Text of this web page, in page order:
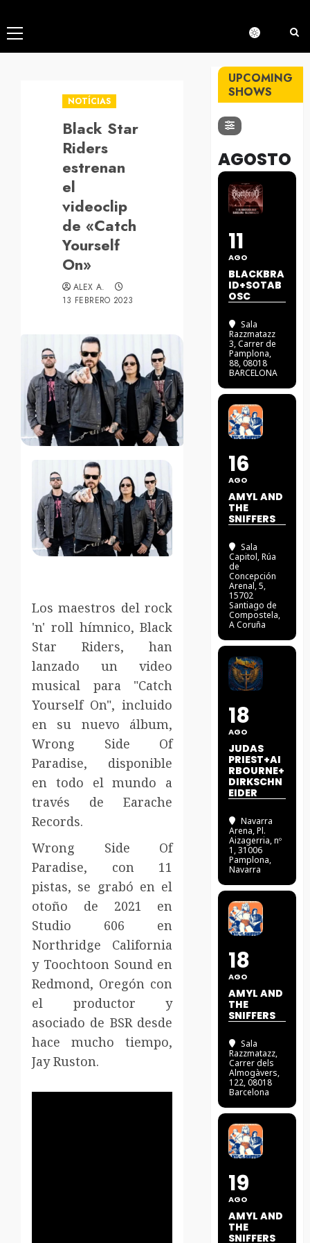
Menú
principal
NOTÍCIAS
Black Star
Riders
estrenan
el
videoclip
de «Catch
Yourself
On»
ALEX A.
13 FEBRERO 2023
Los maestros del rock
'n' roll hímnico, Black
Star Riders, han
lanzado un video
musical para "Catch
Yourself On", incluido
en su nuevo álbum,
Wrong Side Of
Paradise, disponible
en todo el mundo a
través de Earache
Records.
Wrong Side Of
Paradise, con 11
pistas, se grabó en el
otoño de 2021 en
Studio 606 en
Northridge California
y Toochtoon Sound en
Redmond, Oregón con
el productor y
asociado de BSR desde
hace mucho tiempo,
Jay Ruston.
UPCOMING
SHOWS
AGOSTO
11
AGO
BLACKBRA
ID+SOTAB
OSC
Sala
Razzmatazz
3, Carrer de
Pamplona,
88, 08018
BARCELONA
16
AGO
AMYL AND
THE
SNIFFERS
Sala
Capitol, Rúa
de
Concepción
Arenal, 5,
15702
Santiago de
Compostela,
A Coruña
18
AGO
JUDAS
PRIEST+AI
RBOURNE+
DIRKSCHN
EIDER
Navarra
Arena, Pl.
Aizagerria, nº
1, 31006
Pamplona,
Navarra
18
AGO
AMYL AND
THE
SNIFFERS
Sala
Razzmatazz,
Carrer dels
Almogàvers,
122, 08018
Barcelona
19
AGO
AMYL AND
THE
SNIFFERS